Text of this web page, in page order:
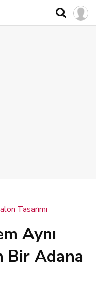
Tasarımı
Aynı
Bir Adana